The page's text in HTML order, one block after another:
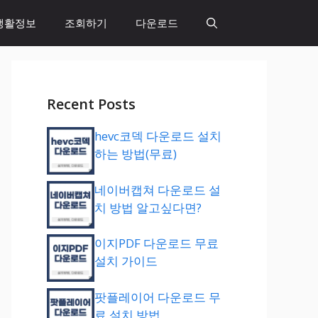
활정보 조회하기 다운로드
Recent Posts
hevc코덱 다운로드 설치
하는 방법(무료)
네이버캡쳐 다운로드 설
치 방법 알고싶다면?
이지PDF 다운로드 무료
설치 가이드
팟플레이어 다운로드 무
료 설치 방법